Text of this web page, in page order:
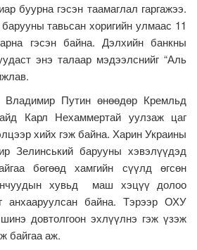
буурна гэсэн таамаглал гаргажээ.
тавьсан хоригийн улмаас 11
гэсэн байна. Дэлхийн банкны
энэ талаар мэдээлснийг “Аль
Путин өнөөдөр Кремльд
Карл Нехаммертай уулзаж цаг
хийх гэж байна. Харин Украины
Зелинський барууны хэвэлүүдэд
бөгөөд хамгийн сүүлд өгсөн
хувьд маш хэцүү долоо
анхааруулсан байна. Тэрээр ОХУ
довтолгоон эхлүүлнэ гэж үзэж
байгаа аж.